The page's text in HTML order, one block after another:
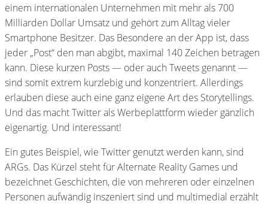
einem internationalen Unternehmen mit mehr als 700
Milliarden Dollar Umsatz und gehört zum Alltag vieler
Smartphone Besitzer. Das Besondere an der App ist, dass
jeder „Post“ den man abgibt, maximal 140 Zeichen betragen
kann. Diese kurzen Posts — oder auch Tweets genannt —
sind somit extrem kurzlebig und konzentriert. Allerdings
erlauben diese auch eine ganz eigene Art des Storytellings.
Und das macht Twitter als Werbeplattform wieder gänzlich
eigenartig. Und interessant!
Ein gutes Beispiel, wie Twitter genutzt werden kann, sind
ARGs. Das Kürzel steht für Alternate Reality Games und
bezeichnet Geschichten, die von mehreren oder einzelnen
Personen aufwändig inszeniert sind und multimedial erzählt